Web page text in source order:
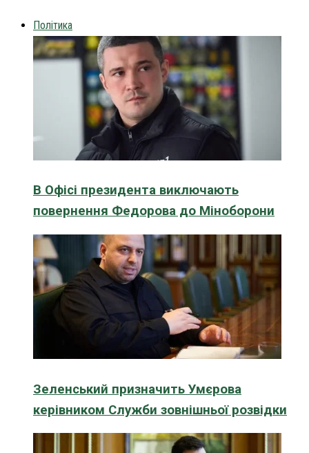
Політика
В Офісі президента виключають
повернення Федорова до Міноборони
Зеленський призначить Умєрова
керівником Служби зовнішньої розвідки